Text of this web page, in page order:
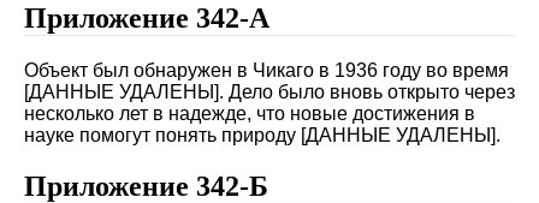
Приложение 342-А
Объект был обнаружен в Чикаго в 1936 году во время
[ДАННЫЕ УДАЛЕНЫ]. Дело было вновь открыто через
несколько лет в надежде, что новые достижения в
науке помогут понять природу [ДАННЫЕ УДАЛЕНЫ].
Приложение 342-Б